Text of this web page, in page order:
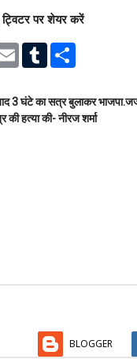
पर शेयर करें
E
l
T
l
r
e
3 घंटे का सत्र बुलाकर
की हत्या की- नीरज शर्मा
BLOGGER